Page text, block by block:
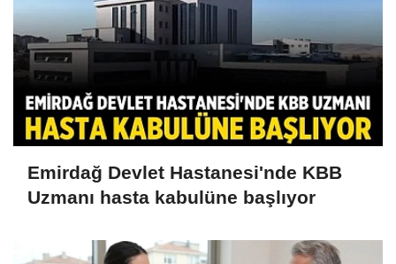
Emirdağ Devlet Hastanesi'nde KBB
Uzmanı hasta kabulüne başlıyor